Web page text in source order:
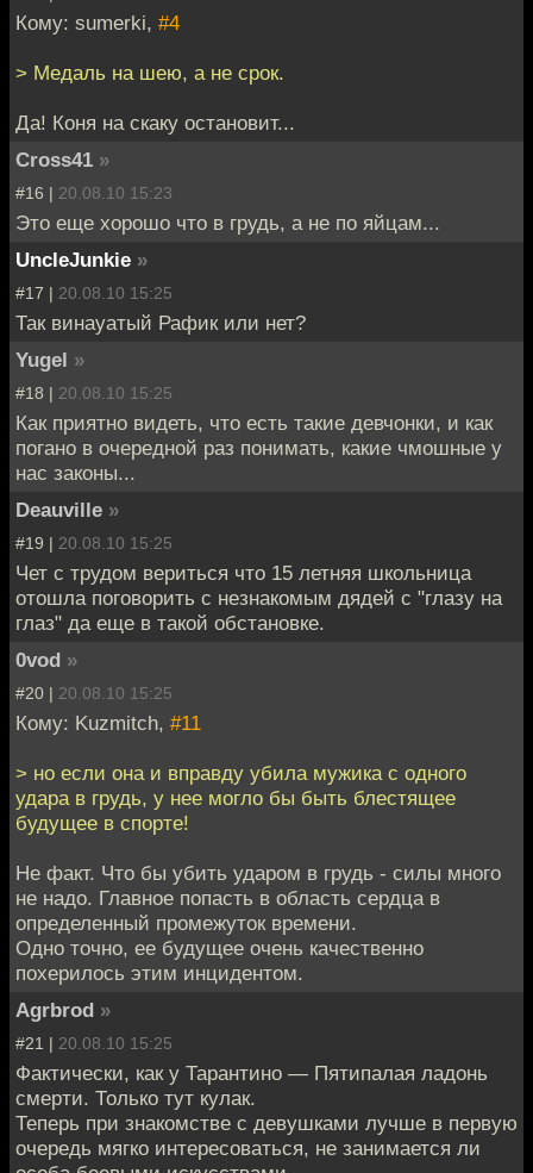
Кому: sumerki, #4
> Медаль на шею, а не срок.
Да! Коня на скаку остановит...
Cross41 »
#16 | 20.08.10 15:23
Это еще хорошо что в грудь, а не по яйцам...
UncleJunkie »
#17 | 20.08.10 15:25
Так винауатый Рафик или нет?
Yugel »
#18 | 20.08.10 15:25
Как приятно видеть, что есть такие девчонки, и как
погано в очередной раз понимать, какие чмошные у
нас законы...
Deauville »
#19 | 20.08.10 15:25
Чет с трудом вериться что 15 летняя школьница
отошла поговорить с незнакомым дядей с "глазу на
глаз" да еще в такой обстановке.
0vod »
#20 | 20.08.10 15:25
Кому: Kuzmitch, #11
> но если она и вправду убила мужика с одного
удара в грудь, у нее могло бы быть блестящее
будущее в спорте!
Не факт. Что бы убить ударом в грудь - силы много
не надо. Главное попасть в область сердца в
определенный промежуток времени.
Одно точно, ее будущее очень качественно
похерилось этим инцидентом.
Agrbrod »
#21 | 20.08.10 15:25
Фактически, как у Тарантино — Пятипалая ладонь
смерти. Только тут кулак.
Теперь при знакомстве с девушками лучше в первую
очередь мягко интересоваться, не занимается ли